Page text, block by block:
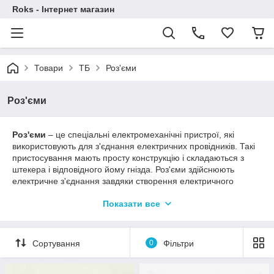
Roks - Інтернет магазин
Товари ТБ Роз'єми
Роз'єми
Роз'єми – це спеціальні електромеханічні пристрої, які
використовують для з'єднання електричних провідників. Такі
пристосування мають просту конструкцію і складаються з
штекера і відповідного йому гнізда. Роз'єми здійснюють
електричне з'єднання завдяки створення електричного
залежить від призначення роз'єму.
― Компресійні роз'єми
Показати все
Сортування 0 Фільтри